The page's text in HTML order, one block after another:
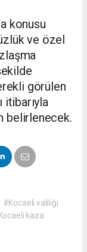
konusu
ve özel
görülen
itibarıyla
belirlenecek.
#Kocaeli valiliği
kaza